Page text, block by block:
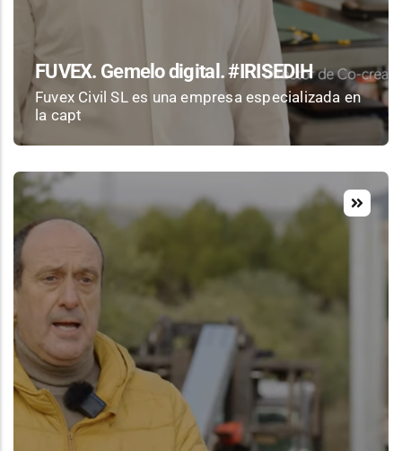
FUVEX. Gemelo digital. #IRISEDIH
Fuvex Civil SL es una empresa especializada en
la capt